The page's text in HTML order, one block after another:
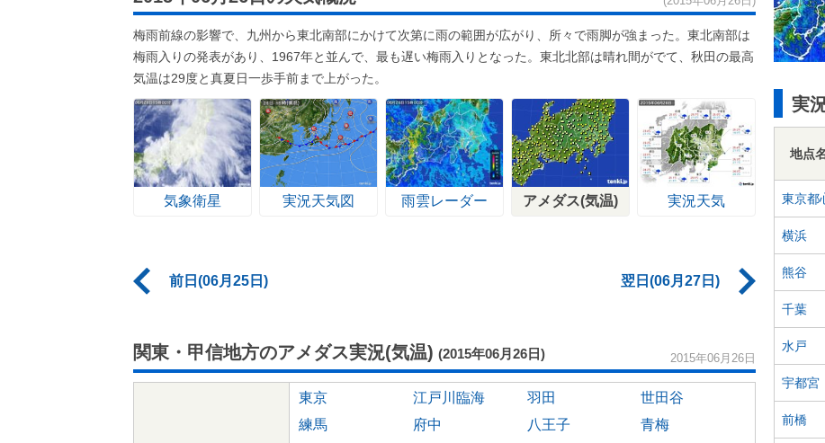
梅雨前線の影響で、九州から東北南部にかけて次第に雨の範囲が広がり、所々で雨脚が強まった。東北南部は
梅雨入りの発表があり、1967年と並んで、最も遅い梅雨入りとなった。東北北部は晴れ間がでて、秋田の最高
気温は29度と真夏日一歩手前まで上がった。
気象衛星 実況天気図 雨雲レーダー アメダス(気温) 実況天気
前日(06月25日) 翌日(06月27日)
関東・甲信地方のアメダス実況(気温) (2015年06月26日) 2015年06月26日
東京 江戸川臨海 羽田
世田谷
練馬
府中 八王子
青梅
実
地点
東京都
横浜
熊谷
千葉
水戸
宇都宮
前橋